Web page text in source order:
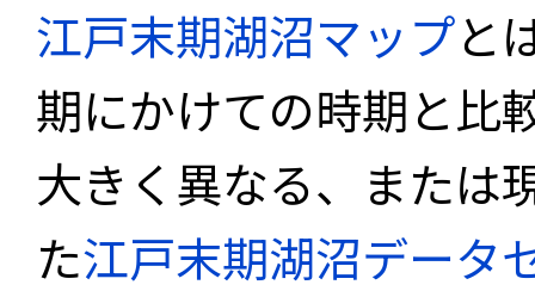
江戸末期湖沼マップと
期にかけての時期と比
大きく異なる、または
た江戸末期湖沼データ